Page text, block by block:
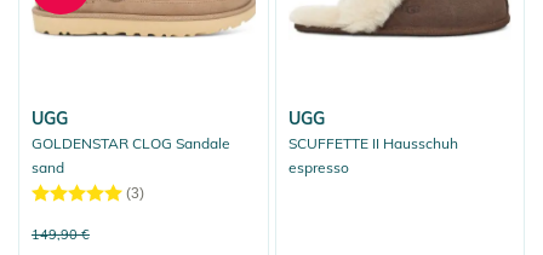
UGG
GOLDENSTAR CLOG Sandale
sand
(3)
149,90 €
UGG
SCUFFETTE II Hausschuh
espresso